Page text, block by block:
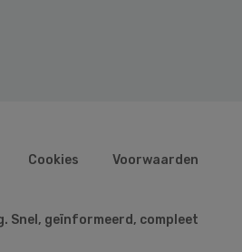
Cookies Voorwaarden
Snel, geïnformeerd, compleet